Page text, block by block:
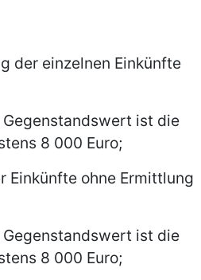
der einzelnen Einkünfte
Gegenstandswert ist die
8 000 Euro;
Einkünfte ohne Ermittlung
Gegenstandswert ist die
8 000 Euro;